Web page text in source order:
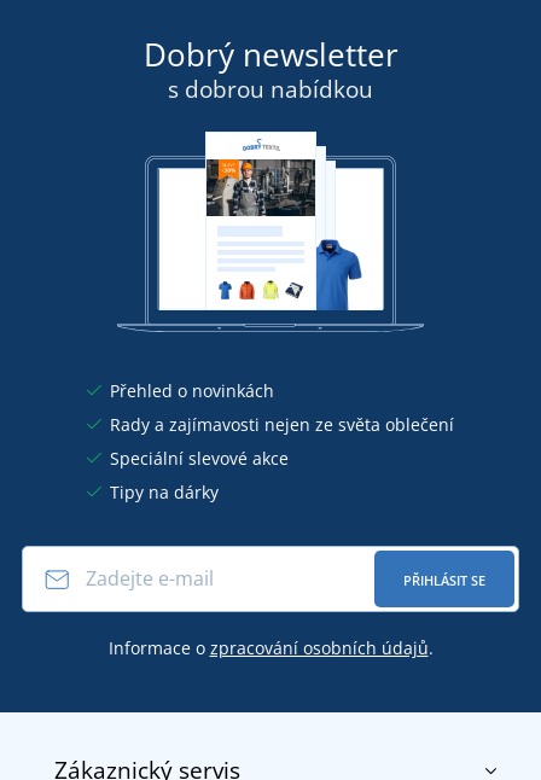
Dobrý newsletter
s dobrou nabídkou
Přehled o novinkách
Rady a zajímavosti nejen ze světa oblečení
Speciální slevové akce
Tipy na dárky
PŘIHLÁSIT SE
Informace o zpracování osobních údajů.
Zákaznický servis